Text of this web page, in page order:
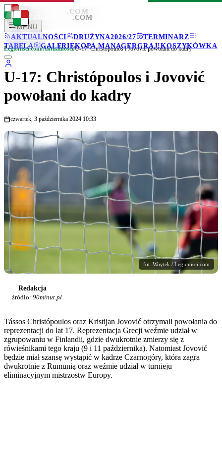
LEGIONISCI .COM
MENU
AKTUALNOŚCI
DRUŻYNA2026/27
TERMINARZ
TABELA
GALERIEKOPA MANAGERGRAJ!KOSZYKÓWKA
LEGIONISCI .COM
Legionisci.com/Aktualności/U-17: Christópoulos i Jovović powołani do kadry
U-17: Christópoulos i Jovović
powołani do kadry
czwartek, 3 października 2024 10:33
fot. Woytek / Legionisci.com
Redakcja
źródło: 90minut.pl
Tássos Christópoulos oraz Kristijan Jovović otrzymali powołania do
reprezentacji do lat 17. Reprezentacja Grecji weźmie udział w
zgrupowaniu w Finlandii, gdzie dwukrotnie zmierzy się z
rówieśnikami tego kraju (9 i 11 października). Natomiast Jovović
będzie miał szansę wystąpić w kadrze Czarnogóry, która zagra
dwukrotnie z Rumunią oraz weźmie udział w turnieju
eliminacyjnym mistrzostw Europy.